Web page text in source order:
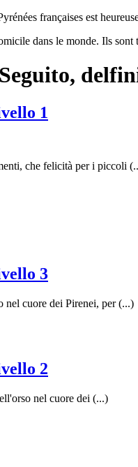
françaises est
dans le monde. Ils
1
che felicità per i piccoli
3
nel cuore dei Pirenei, per (...)
2
nel cuore dei (...)